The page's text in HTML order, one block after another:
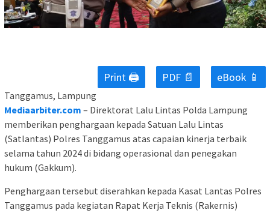
Print 🖨 PDF 📄 eBook 📱
Tanggamus, Lampung
Mediaarbiter.com – Direktorat Lalu Lintas Polda Lampung
memberikan penghargaan kepada Satuan Lalu Lintas
(Satlantas) Polres Tanggamus atas capaian kinerja terbaik
selama tahun 2024 di bidang operasional dan penegakan
hukum (Gakkum).
Penghargaan tersebut diserahkan kepada Kasat Lantas Polres
Tanggamus pada kegiatan Rapat Kerja Teknis (Rakernis)